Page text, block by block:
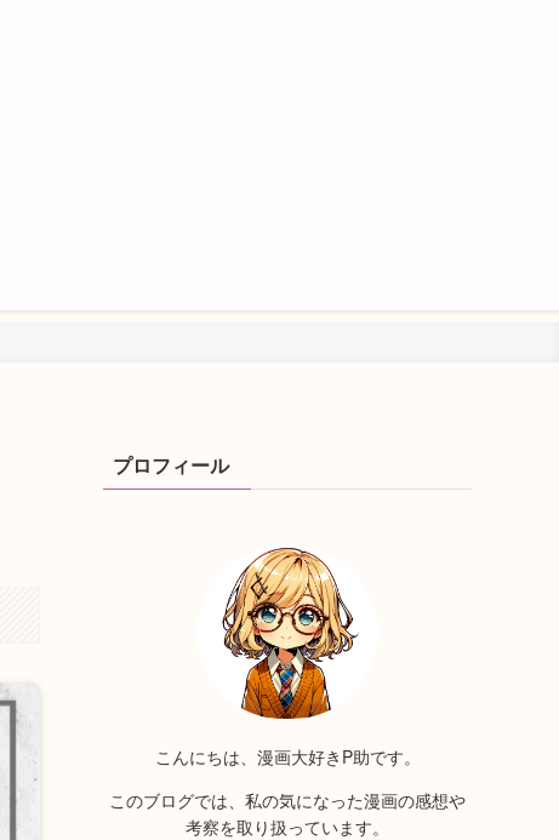
プロフィール
こんにちは、漫画大好きP助です。
このブログでは、私の気になった漫画の感想や
考察を取り扱っています。